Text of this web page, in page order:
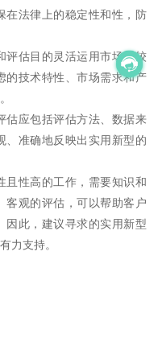
在法律上的稳定性和性，防
评估目的灵活运用市场比较
的技术特性、市场需求和产
估应包括评估方法、数据来
、准确地反映出实用新型的
且性高的工作，需要知识和
客观的评估，可以帮助客户
因此，建议寻求的实用新型
力支持。